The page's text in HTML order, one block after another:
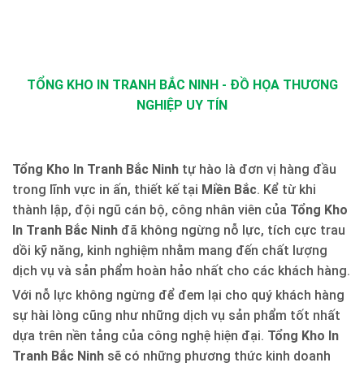
TỔNG KHO IN TRANH BẮC NINH - ĐỒ HỌA THƯƠNG
NGHIỆP UY TÍN
Tổng Kho In Tranh Bắc Ninh tự hào là đơn vị hàng đầu
trong lĩnh vực in ấn, thiết kế tại Miền Bắc. Kể từ khi
thành lập, đội ngũ cán bộ, công nhân viên của Tổng Kho
In Tranh Bắc Ninh đã không ngừng nỗ lực, tích cực trau
dồi kỹ năng, kinh nghiệm nhằm mang đến chất lượng
dịch vụ và sản phẩm hoàn hảo nhất cho các khách hàng.
Với nỗ lực không ngừng để đem lại cho quý khách hàng
sự hài lòng cũng như những dịch vụ sản phẩm tốt nhất
dựa trên nền tảng của công nghệ hiện đại. Tổng Kho In
Tranh Bắc Ninh sẽ có những phương thức kinh doanh